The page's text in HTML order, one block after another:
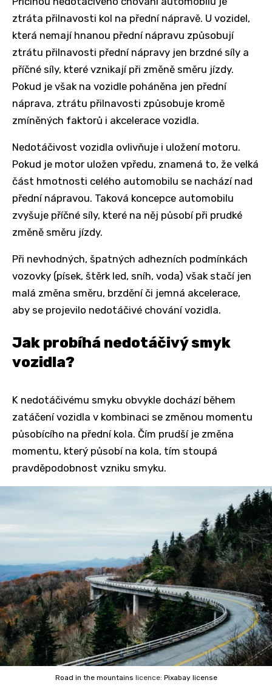
ztráta přilnavosti kol na přední nápravě. U vozidel,
která nemají hnanou přední nápravu způsobují
ztrátu přilnavosti přední nápravy jen brzdné síly a
příčné síly, které vznikají při změně směru jízdy.
Pokud je však na vozidle poháněna jen přední
náprava, ztrátu přilnavosti způsobuje kromě
zmíněných faktorů i akcelerace vozidla.
Nedotáčivost vozidla ovlivňuje i uložení motoru.
Pokud je motor uložen vpředu, znamená to, že velká
část hmotnosti celého automobilu se nachází nad
přední nápravou. Taková koncepce automobilu
zvyšuje příčné síly, které na něj působí při prudké
změně směru jízdy.
Při nevhodných, špatných adhezních podmínkách
vozovky (písek, štěrk led, sníh, voda) však stačí jen
malá změna směru, brzdění či jemná akcelerace,
aby se projevilo nedotáčivé chování vozidla.
Jak probíhá nedotáčivý smyk
vozidla?
K nedotáčivému smyku obvykle dochází během
zatáčení vozidla v kombinaci se změnou momentu
působícího na přední kola. Čím prudší je změna
momentu, který působí na kola, tím stoupá
pravděpodobnost vzniku smyku.
Road in the mountains licence: Pixabay license